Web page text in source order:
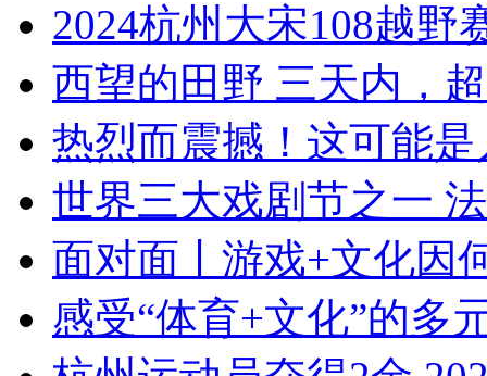
2024杭州大宋108越野
西望的田野 三天内，
热烈而震撼！这可能
世界三大戏剧节之一
面对面丨游戏+文化因
感受“体育+文化”的多